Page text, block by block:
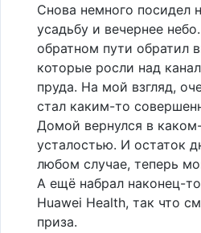
Снова немного посидел
усадьбу и вечернее
обратном пути обратил
которые росли над
пруда. На мой взгляд,
стал каким-то
Домой вернулся в
усталостью. И остаток
любом случае, теперь
А ещё набрал наконец-
Huawei Health, так что
приза.